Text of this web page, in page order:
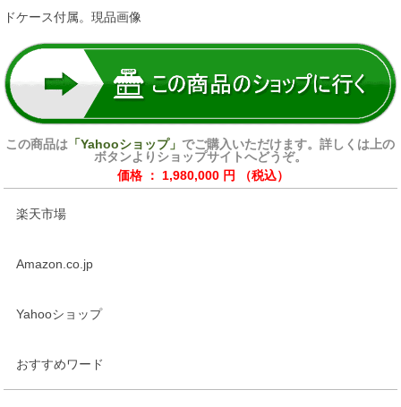
ドケース付属。現品画像
この商品は 「Yahooショップ」でご購入いただけます。詳しくは上の
ボタンよりショップサイトへどうぞ。
価格 ： 1,980,000 円 （税込）
楽天市場
Amazon.co.jp
Yahooショップ
おすすめワード